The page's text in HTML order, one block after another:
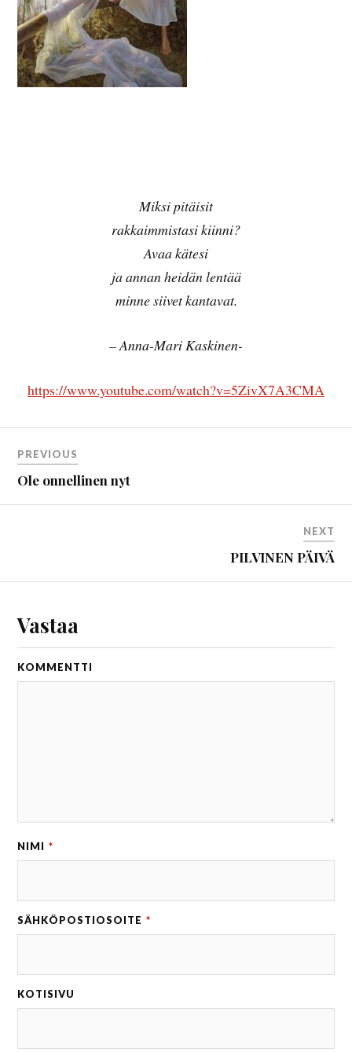
Miksi pitäisit
rakkaimmistasi kiinni?
Avaa kätesi
ja annan heidän lentää
minne siivet kantavat.
– Anna-Mari Kaskinen-
https://www.youtube.com/watch?v=5ZivX7A3CMA
PREVIOUS
Ole onnellinen nyt
NEXT
PILVINEN PÄIVÄ
Vastaa
KOMMENTTI
NIMI *
SÄHKÖPOSTIOSOITE *
KOTISIVU